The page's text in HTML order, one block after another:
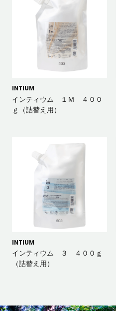
INTIUM
インティウム １Ｍ ４００
ｇ（詰替え用）
INTIUM
インティウム ３ ４００ｇ
（詰替え用）